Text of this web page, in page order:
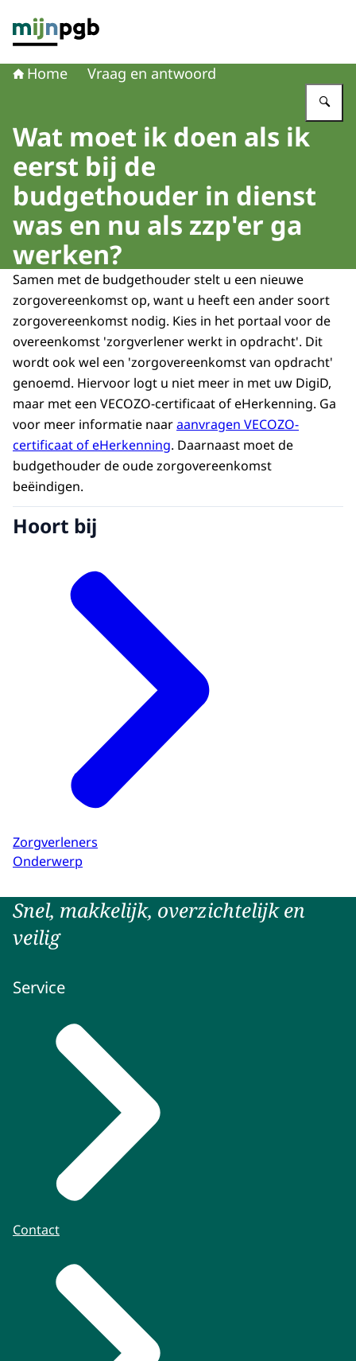
Home Vraag en antwoord
Wat moet ik doen als ik
eerst bij de
budgethouder in dienst
was en nu als zzp'er ga
werken?
Samen met de budgethouder stelt u een nieuwe
zorgovereenkomst op, want u heeft een ander soort
zorgovereenkomst nodig. Kies in het portaal voor de
overeenkomst 'zorgverlener werkt in opdracht'. Dit
wordt ook wel een 'zorgovereenkomst van opdracht'
genoemd. Hiervoor logt u niet meer in met uw DigiD,
maar met een VECOZO-certificaat of eHerkenning. Ga
voor meer informatie naaraanvragen VECOZO-
certificaat of eHerkenning. Daarnaast moet de
budgethouder de oude zorgovereenkomst
beëindigen.
Hoort bij
Zorgverleners
Onderwerp
Snel, makkelijk, overzichtelijk en
veilig
Service
Contact